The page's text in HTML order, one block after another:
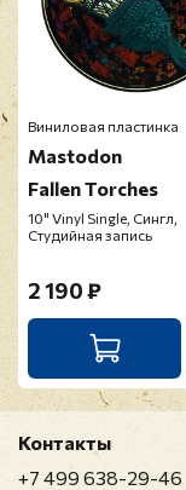
Виниловая пластинка
Mastodon
Fallen Torches
10" Vinyl Single, Сингл,
Студийная запись
2 190 ₽
Контакты
+7 499 638-29-46